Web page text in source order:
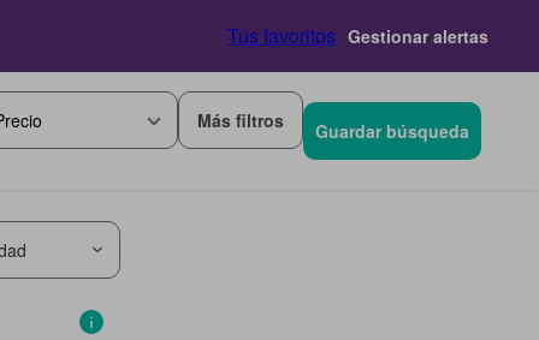
Tus favoritos Gestionar alertas
Más filtros Guardar búsqueda